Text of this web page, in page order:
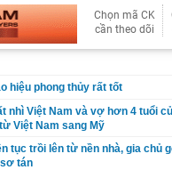
Chọn mã CK
cần theo dõi
hiệu phong thủy rất tốt
nhì Việt Nam và vợ hơn 4 tuổi
Việt Nam sang Mỹ
tục trồi lên từ nền nhà, gia chủ
tán